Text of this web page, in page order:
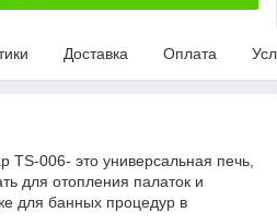
Доставка Оплата
006- это универсальная печь,
для отопления палаток и
для банных процедур в